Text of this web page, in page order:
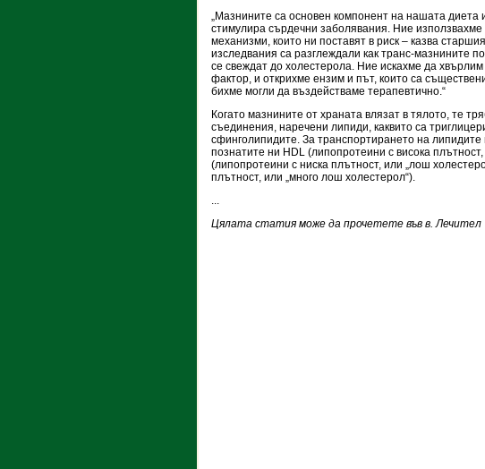
„Мазнините са основен компонент на нашата диета
стимулира сърдечни заболявания. Ние
механизми, които ни поставят в риск – казва
изследвания са разглеждали как транс-мазнините
се свеждат до холестерола. Ние искахме да
фактор, и открихме ензим и път, които са
бихме могли да въздействаме терапевтично.“
Когато мазнините от храната влязат в тялото, те
съединения, наречени липиди, каквито са
сфинголипидите. За транспортирането на липидите
познатите ни HDL (липопротеини с висока
(липопротеини с ниска плътност, или „лош
плътност, или „много лош холестерол“).
...
Цялата статия може да прочетете във в. Лечител